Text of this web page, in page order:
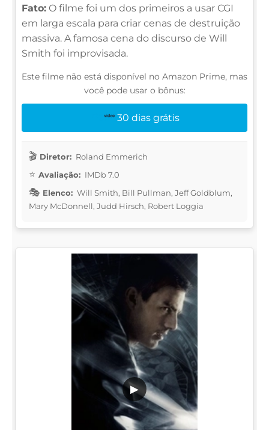
Fato: O filme foi um dos primeiros a usar CGI
em larga escala para criar cenas de destruição
massiva. A famosa cena do discurso de Will
Smith foi improvisada.
Este filme não está disponível no Amazon Prime, mas
você pode usar o bônus:
30 dias grátis
Diretor: Roland Emmerich
Avaliação: IMDb 7.0
Elenco: Will Smith, Bill Pullman, Jeff Goldblum,
Mary McDonnell, Judd Hirsch, Robert Loggia
▶